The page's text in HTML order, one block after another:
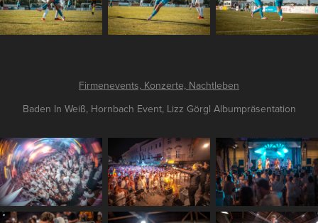
Firmenevents, Konzerte, Nachtleben
Baden In Weiß, Hornbach Event, Lizz Görgl Albumpräsentation